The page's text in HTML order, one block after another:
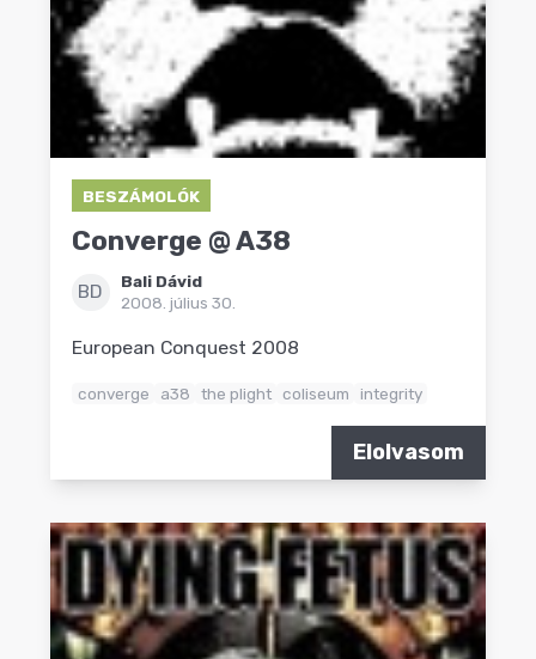
BESZÁMOLÓK
Converge @ A38
BD
Bali Dávid
2008. július 30.
European Conquest 2008
converge a38 the plight coliseum integrity
Elolvasom